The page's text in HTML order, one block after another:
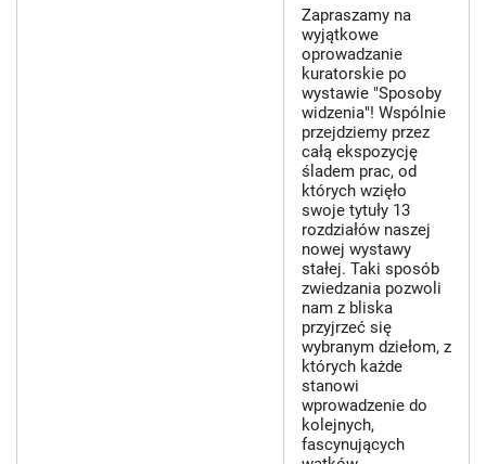
Zapraszamy na
wyjątkowe
oprowadzanie
kuratorskie po
wystawie "Sposoby
widzenia"! Wspólnie
przejdziemy przez
całą ekspozycję
śladem prac, od
których wzięło
swoje tytuły 13
rozdziałów naszej
nowej wystawy
stałej. Taki sposób
zwiedzania pozwoli
nam z bliska
przyjrzeć się
wybranym dziełom, z
których każde
stanowi
wprowadzenie do
kolejnych,
fascynujących